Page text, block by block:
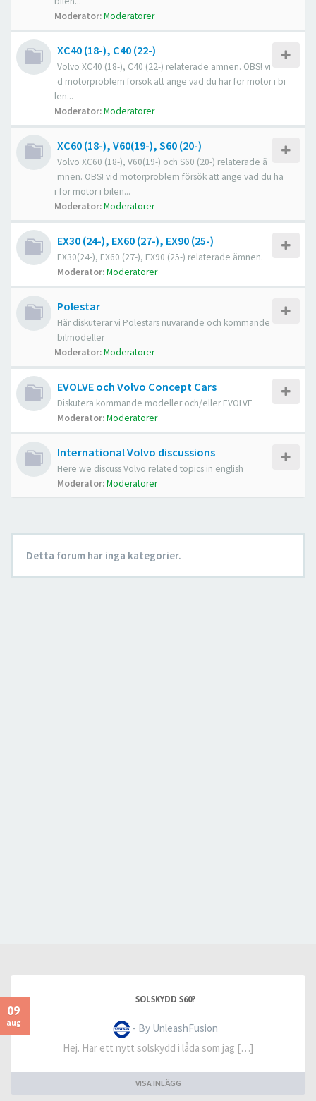
Moderator:Moderatorer
XC40 (18-), C40 (22-)
Volvo XC40 (18-), C40 (22-) relaterade ämnen. OBS! vi
d motorproblem försök att ange vad du har för motor i bi
len...
Moderator:Moderatorer
XC60 (18-), V60(19-), S60 (20-)
Volvo XC60 (18-), V60(19-) och S60 (20-) relaterade ä
mnen. OBS! vid motorproblem försök att ange vad du ha
r för motor i bilen...
Moderator:Moderatorer
EX30 (24-), EX60 (27-), EX90 (25-)
EX30(24-), EX60 (27-), EX90 (25-) relaterade ämnen.
Moderator:Moderatorer
Polestar
Här diskuterar vi Polestars nuvarande och kommande
bilmodeller
Moderator:Moderatorer
EVOLVE och Volvo Concept Cars
Diskutera kommande modeller och/eller EVOLVE
Moderator:Moderatorer
International Volvo discussions
Here we discuss Volvo related topics in english
Moderator:Moderatorer
Detta forum har inga kategorier.
09
aug
SOLSKYDD S60?
- By UnleashFusion
Hej. Har ett nytt solskydd i låda som jag […]
VISA INLÄGG